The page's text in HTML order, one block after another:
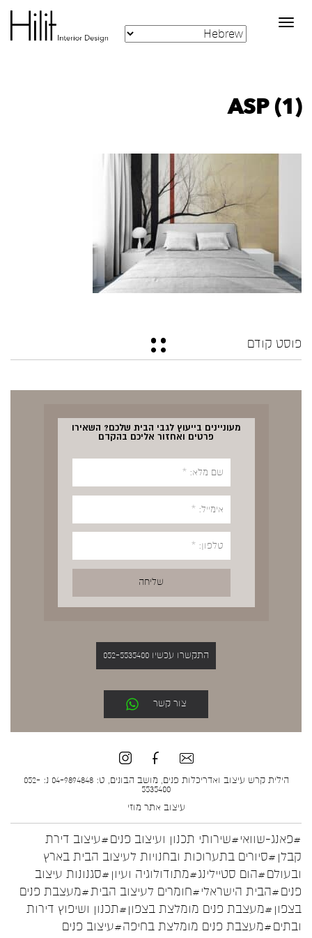
Toggle
navigation
ASP (1)
פוסט קודם
מעוניינים בייעוץ לגבי הבית שלכם? השאירו
פרטים ואחזור אליכם בהקדם
התקשרו עכשיו 052-5535400
צור קשר
הילית קרש עיצוב ואדריכלות פנים, מושב הבונים, ט: 04-9894848 נ: 052-
5535400
עיצוב אתר מוזי
#פאנג-שוואי#שירותי תכנון ועיצוב פנים#עיצוב דירת
קבלן #סיורים בתערוכות ובחנויות לעיצוב הבית בארץ
ובעולם#הום סטיילינג#מתודולוגיה ועיון #סגנונות עיצוב
פנים#הבית הישראלי#חומרים לעיצוב הבית#מעצבת פנים
בצפון #מעצבת פנים מומלצת בצפון#תכנון ושיפוץ דירות
ובתים#מעצבת פנים מומלצת בחיפה#עיצוב פנים